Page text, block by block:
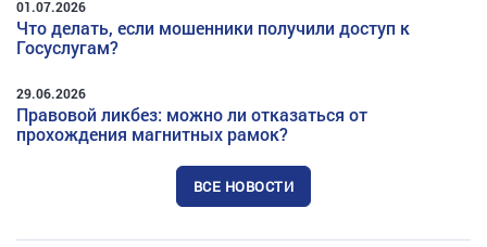
01.07.2026
Что делать, если мошенники получили доступ к
Госуслугам?
29.06.2026
Правовой ликбез: можно ли отказаться от
прохождения магнитных рамок?
ВСЕ НОВОСТИ